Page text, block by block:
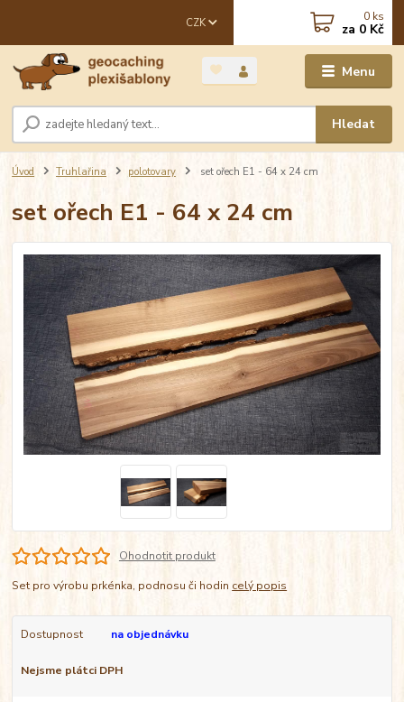
Menu
CZK
Hledat
0 ks
za 0 Kč
Úvod Truhlařina polotovary set ořech E1 - 64 x 24 cm
set ořech E1 - 64 x 24 cm
Ohodnotit produkt
Set pro výrobu prkénka, podnosu či hodin celý popis
Dostupnost na objednávku
Nejsme plátci DPH